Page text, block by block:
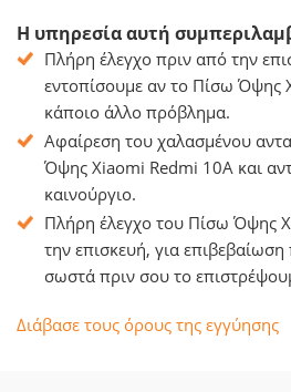
Η υπηρεσία αυτή
Πλήρη έλεγχο πριν από την
εντοπίσουμε αν το Πίσω Όψης
κάποιο άλλο πρόβλημα.
Αφαίρεση του χαλασμένου
Όψης Xiaomi Redmi 10A και
καινούργιο.
Πλήρη έλεγχο του Πίσω Όψης
την επισκευή, για
σωστά πριν σου το
Διάβασε τους όρους της εγγύησης